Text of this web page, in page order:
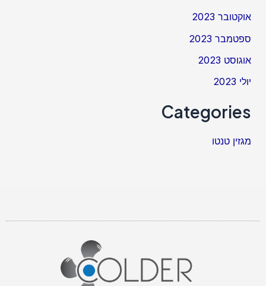
אוקטובר 2023
ספטמבר 2023
אוגוסט 2023
יולי 2023
Categories
מגזין טנטו